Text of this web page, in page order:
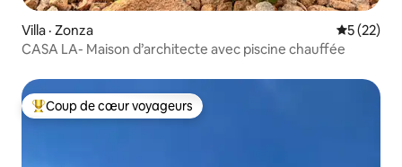
Villa · Zonza Note
5 (22)
CASA LA- Maison d’architecte avec piscine chauffée
Coup de cœur voyageurs parmi les plus aimés
Coup de cœur voyageurs